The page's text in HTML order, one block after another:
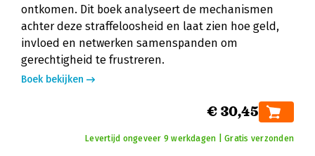
ontkomen. Dit boek analyseert de mechanismen
achter deze straffeloosheid en laat zien hoe geld,
invloed en netwerken samenspanden om
gerechtigheid te frustreren.
Boek bekijken
€ 30,45
Levertijd ongeveer 9 werkdagen | Gratis verzonden